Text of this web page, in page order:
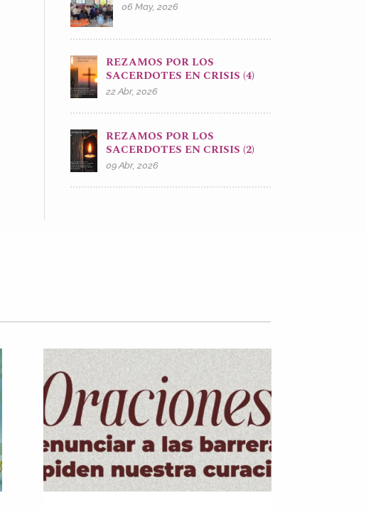
06 May, 2026
REZAMOS POR LOS
SACERDOTES EN CRISIS (4)
22 Abr, 2026
REZAMOS POR LOS
SACERDOTES EN CRISIS (2)
09 Abr, 2026